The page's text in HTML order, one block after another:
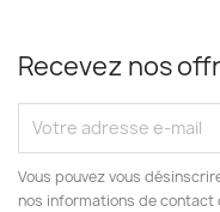
Recevez nos
Vous pouvez vous
nos informations de